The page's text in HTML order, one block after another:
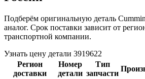
Подберём оригинальную деталь
аналог. Срок поставки зависит от
транспортной компании.
Узнать цену детали 3919622
Регион
доставки
Номер
детали
Тип
запчасти